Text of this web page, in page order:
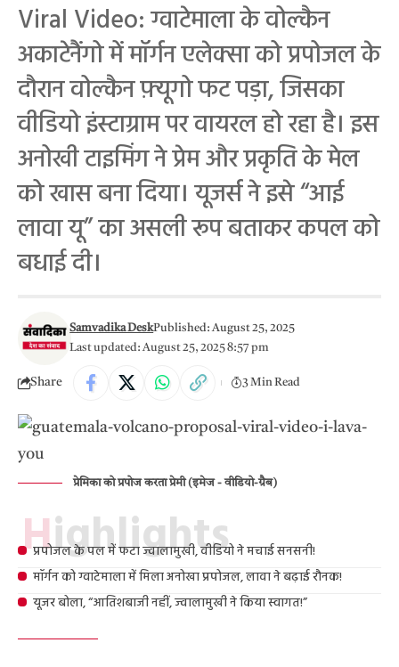
Viral Video: ग्वाटेमाला के वोल्कैन
अकाटेनैंगो में मॉर्गन एलेक्सा को प्रपोजल के
दौरान वोल्कैन फ़्यूगो फट पड़ा, जिसका
वीडियो इंस्टाग्राम पर वायरल हो रहा है। इस
अनोखी टाइमिंग ने प्रेम और प्रकृति के मेल
को खास बना दिया। यूजर्स ने इसे “आई
लावा यू” का असली रूप बताकर कपल को
बधाई दी।
Last updated: August 25, 2025 8:57 pm
Samvadika DeskPublished: August 25, 2025
Share 3 Min Read
प्रेमिका को प्रपोज करता प्रेमी (इमेज - वीडियो-ग्रैब)
Highlights
प्रपोजल के पल में फटा ज्वालामुखी, वीडियो ने मचाई सनसनी!
मॉर्गन को ग्वाटेमाला में मिला अनोखा प्रपोजल, लावा ने बढ़ाई रौनक!
यूजर बोला, “आतिशबाजी नहीं, ज्वालामुखी ने किया स्वागत!”